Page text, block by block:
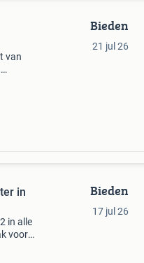
van
Bieden
21 jul 26
in
in alle
voor
Bieden
17 jul 26